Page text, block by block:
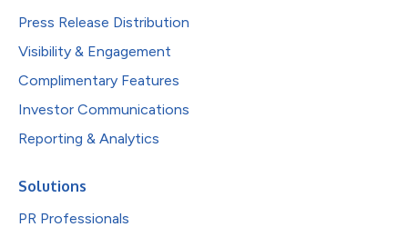
Press Release Distribution
Visibility & Engagement
Complimentary Features
Investor Communications
Reporting & Analytics
Solutions
PR Professionals